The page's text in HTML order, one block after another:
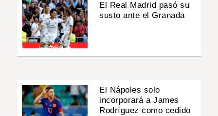
El Real Madrid pasó su
susto ante el Granada
El Nápoles solo
incorporará a James
Rodríguez como cedido